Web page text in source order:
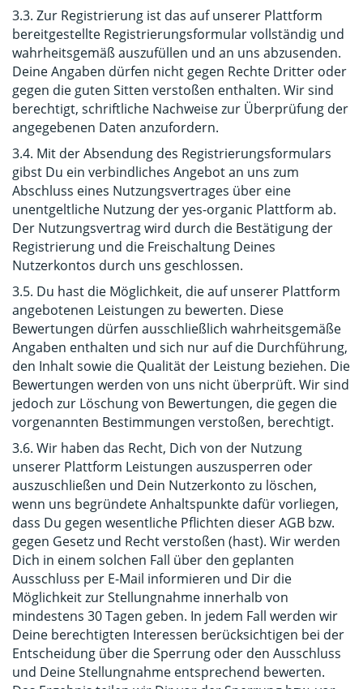
3.3. Zur Registrierung ist das auf unserer Plattform
bereitgestellte Registrierungsformular vollständig und
wahrheitsgemäß auszufüllen und an uns abzusenden.
Deine Angaben dürfen nicht gegen Rechte Dritter oder
gegen die guten Sitten verstoßen enthalten. Wir sind
berechtigt, schriftliche Nachweise zur Überprüfung der
angegebenen Daten anzufordern.
3.4. Mit der Absendung des Registrierungsformulars
gibst Du ein verbindliches Angebot an uns zum
Abschluss eines Nutzungsvertrages über eine
unentgeltliche Nutzung der yes-organic Plattform ab.
Der Nutzungsvertrag wird durch die Bestätigung der
Registrierung und die Freischaltung Deines
Nutzerkontos durch uns geschlossen.
3.5. Du hast die Möglichkeit, die auf unserer Plattform
angebotenen Leistungen zu bewerten. Diese
Bewertungen dürfen ausschließlich wahrheitsgemäße
Angaben enthalten und sich nur auf die Durchführung,
den Inhalt sowie die Qualität der Leistung beziehen. Die
Bewertungen werden von uns nicht überprüft. Wir sind
jedoch zur Löschung von Bewertungen, die gegen die
vorgenannten Bestimmungen verstoßen, berechtigt.
3.6. Wir haben das Recht, Dich von der Nutzung
unserer Plattform Leistungen auszusperren oder
auszuschließen und Dein Nutzerkonto zu löschen,
wenn uns begründete Anhaltspunkte dafür vorliegen,
dass Du gegen wesentliche Pflichten dieser AGB bzw.
gegen Gesetz und Recht verstoßen (hast). Wir werden
Dich in einem solchen Fall über den geplanten
Ausschluss per E-Mail informieren und Dir die
Möglichkeit zur Stellungnahme innerhalb von
mindestens 30 Tagen geben. In jedem Fall werden wir
Deine berechtigten Interessen berücksichtigen bei der
Entscheidung über die Sperrung oder den Ausschluss
und Deine Stellungnahme entsprechend bewerten.